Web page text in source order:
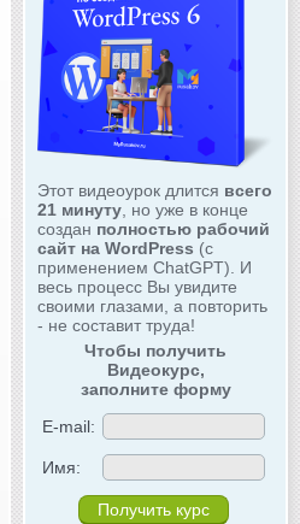
Этот видеоурок длится всего
21 минуту , но уже в конце
создан полностью рабочий
сайт на WordPress (с
применением ChatGPT). И
весь процесс Вы увидите
своими глазами, а повторить
- не составит труда!
Чтобы получить
Видеокурс,
заполните форму
E-mail:
Имя: